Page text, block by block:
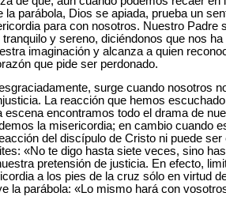
la parábola, Dios se apiada, prueba un
para con nosotros. Nuestro
y sereno, diciéndonos que nos
imaginación y alcanza a quien
que pide ser perdonado.
surge cuando nosotros
La reacción que hemos
escena encontramos todo el drama de
la misericordia; en cambio cuando
del discípulo de Cristo ni puede
«No te digo hasta siete veces, sino
pretensión de justicia. En efecto,
a los pies de la cruz sólo en virtud
la parábola: «Lo mismo hará con